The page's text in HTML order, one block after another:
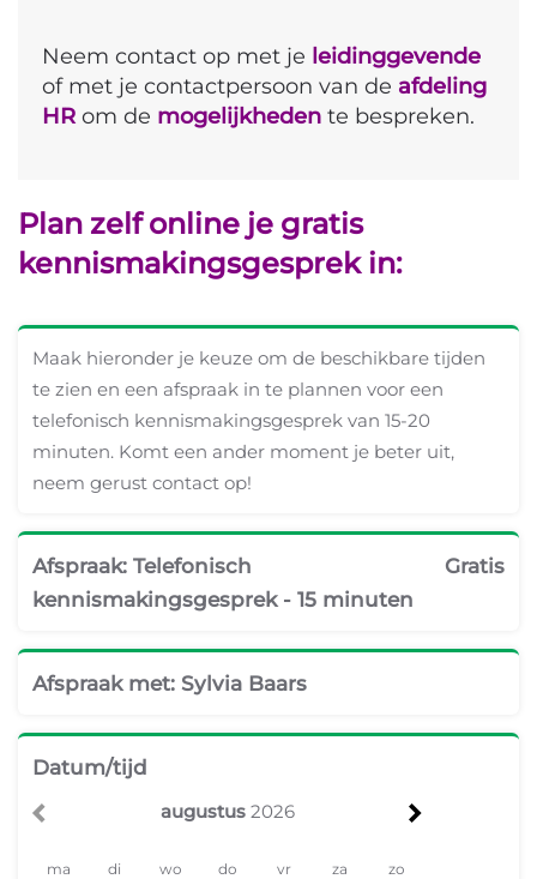
Neem contact op met je leidinggevende
of met je contactpersoon van de afdeling
HRom de mogelijkheden te bespreken.
Plan zelf online je gratis
kennismakingsgesprek in:
Maak hieronder je keuze om de beschikbare tijden
te zien en een afspraak in te plannen voor een
telefonisch kennismakingsgesprek van 15-20
minuten. Komt een ander moment je beter uit,
neem gerust contact op!
Afspraak: Telefonisch
kennismakingsgesprek - 15 minuten
Gratis
Afspraak met: Sylvia Baars
Datum/tijd
augustus2026
ma di wo do vr za zo